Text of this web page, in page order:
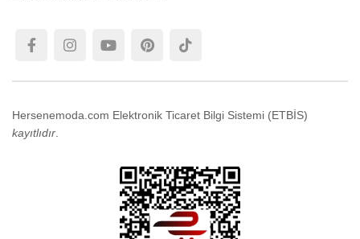
Hersenemoda.com Elektronik Ticaret Bilgi Sistemi (ETBİS)
kayıtlıdır